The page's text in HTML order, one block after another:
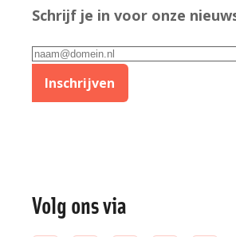
Schrijf je in voor onze
E-
mailadres
Inschrijven
Volg ons via